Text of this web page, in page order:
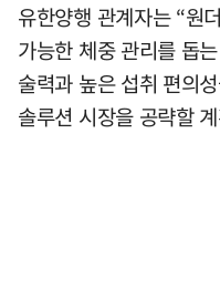
유한양행 관계자는 “원
가능한 체중 관리를 돕
술력과 높은 섭취 편의
솔루션 시장을 공략할